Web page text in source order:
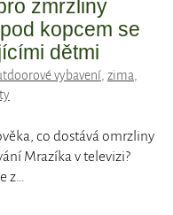
zmrzliny
kopcem se
dětmi
vybavení, zima,
co dostává omrzliny
Mrazíka v televizi?
z…